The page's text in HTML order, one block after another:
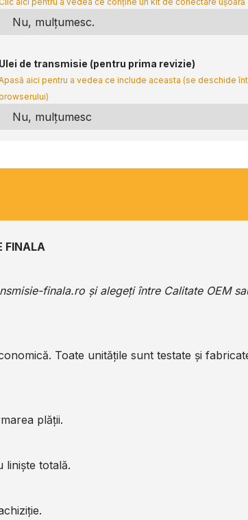
Ulei de transmisie (pentru prima revizie)
aici pentru a vedea ce include aceasta (se deschide
FINALA
finala.ro și alegeți între Calitate OEM
Toate unitățile sunt testate și
plății.
liniște totală.